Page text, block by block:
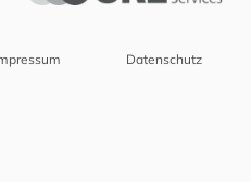
Datenschutz